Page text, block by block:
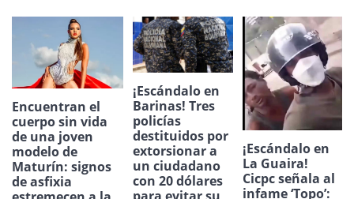
Encuentran el
cuerpo sin vida
de una joven
modelo de
Maturín: signos
de asfixia
¡Escándalo en
Barinas! Tres
policías
destituidos por
extorsionar a
un ciudadano
con 20 dólares
¡Escándalo en
La Guaira!
Cicpc señala al
infame ‘Topo’: